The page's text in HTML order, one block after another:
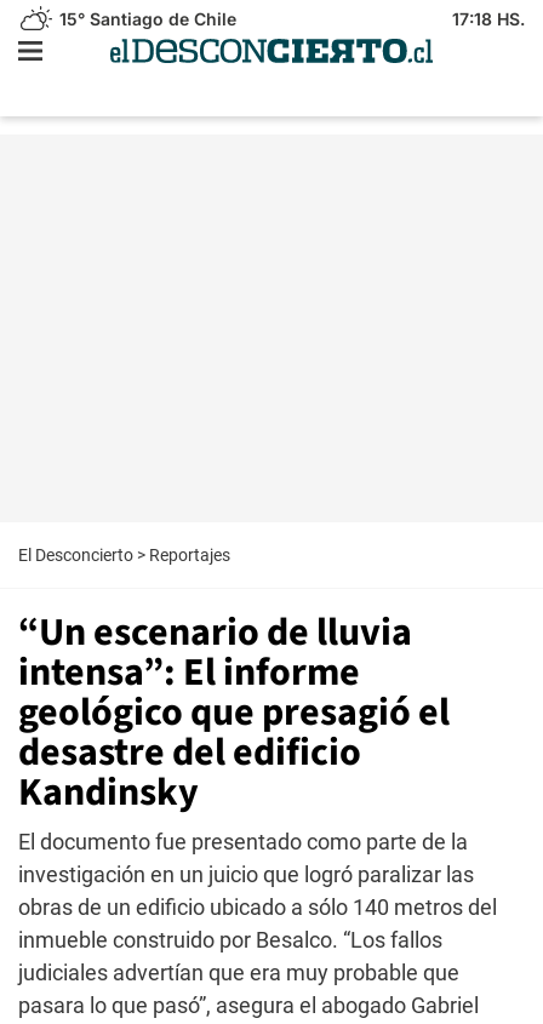
15° Santiago de Chile 17:18 HS.
El Desconcierto > Reportajes
“Un escenario de lluvia
intensa”: El informe
geológico que presagió el
desastre del edificio
Kandinsky
El documento fue presentado como parte de la
investigación en un juicio que logró paralizar las
obras de un edificio ubicado a sólo 140 metros del
inmueble construido por Besalco. “Los fallos
judiciales advertían que era muy probable que
pasara lo que pasó”, asegura el abogado Gabriel